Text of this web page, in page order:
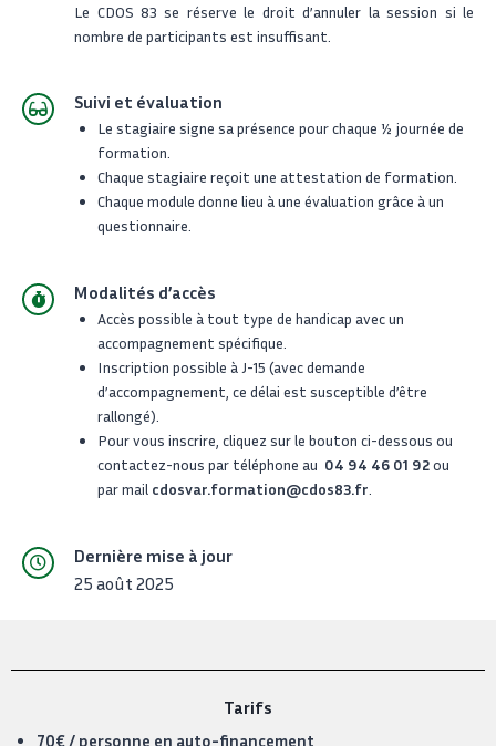
Le CDOS 83 se réserve le droit d’annuler la session si le
nombre de participants est insuffisant.
Suivi et évaluation
Le stagiaire signe sa présence pour chaque 1⁄2 journée de
formation.
Chaque stagiaire reçoit une attestation de formation.
Chaque module donne lieu à une évaluation grâce à un
questionnaire.
Modalités d’accès
Accès possible à tout type de handicap avec un
accompagnement spécifique.
Inscription possible à J-15 (avec demande
d’accompagnement, ce délai est susceptible d’être
rallongé).
Pour vous inscrire, cliquez sur le bouton ci-dessous ou
contactez-nous par téléphone au 04 94 46 01 92ou
par mail cdosvar.formation@cdos83.fr
Dernière mise à jour
25 août 2025
Tarifs
70€ / personne en auto-financement